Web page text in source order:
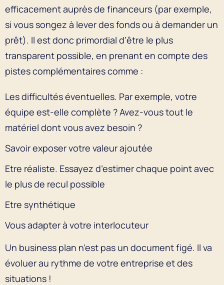
efficacement auprès de financeurs (par exemple,
si vous songez à lever des fonds ou à demander un
prêt). Il est donc primordial d’être le plus
transparent possible, en prenant en compte des
pistes complémentaires comme :
Les difficultés éventuelles. Par exemple, votre
équipe est-elle complète ? Avez-vous tout le
matériel dont vous avez besoin ?
Savoir exposer votre valeur ajoutée
Etre réaliste. Essayez d’estimer chaque point avec
le plus de recul possible
Etre synthétique
Vous adapter à votre interlocuteur
Un business plan n’est pas un document figé. Il va
évoluer au rythme de votre entreprise et des
situations !